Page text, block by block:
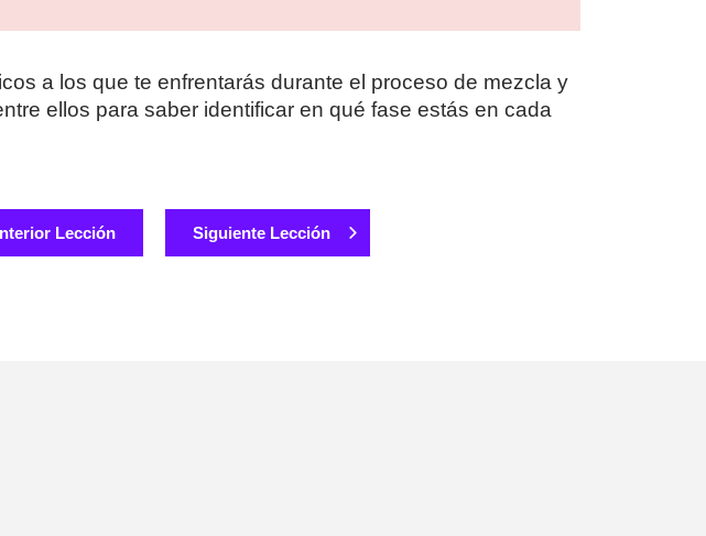
a los que te enfrentarás durante el proceso de mezcla y
ellos para saber identificar en qué fase estás en cada
Lección Siguiente Lección